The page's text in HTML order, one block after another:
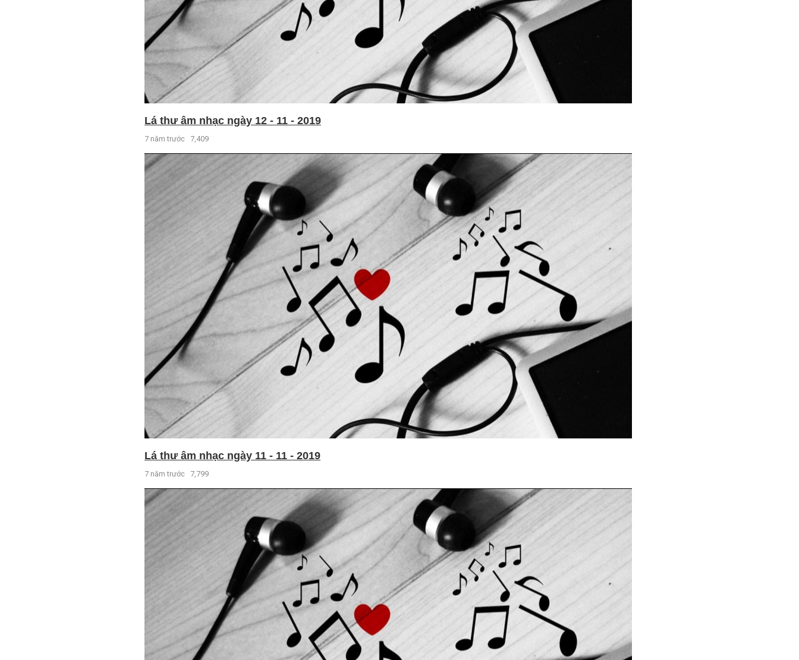
Lá thư âm nhạc ngày 12 - 11 - 2019
7 năm trước 7,409
Lá thư âm nhạc ngày 11 - 11 - 2019
7 năm trước 7,799